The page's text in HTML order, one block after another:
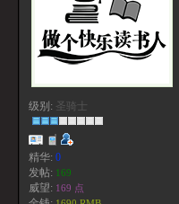
级别: 圣骑士
精华: 0
发帖: 169
威望: 169 点